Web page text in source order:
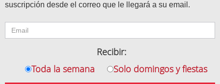
suscripción desde el correo que le llegará a su email.
Recibir:
Toda la semana
Solo domingos y fiestas